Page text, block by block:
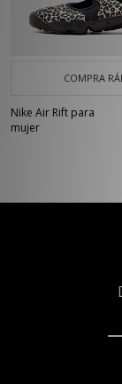
COMPRA
Nike Air Rift para
mujer